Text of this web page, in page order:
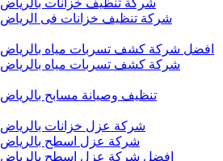
شركة تنظيف خزانات بالرياض 0552050702
شركة تنظيف خزانات فى الرياض 0552050702
افضل شركة كشف تسربات مياه بالرياض 0552050702
شركة كشف تسربات مياه بالرياض 0552050702
تنظيف وصيانة مسابح بالرياض 0552050702
شركة عزل خزانات بالرياض 0552050702
شركة عزل اسطح بالرياض 0552050702
افضل شركة عزل اسطح بالرياض 0552050702